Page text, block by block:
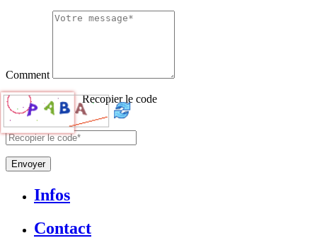
Comment
Recopier le code
Envoyer
Infos
Contact